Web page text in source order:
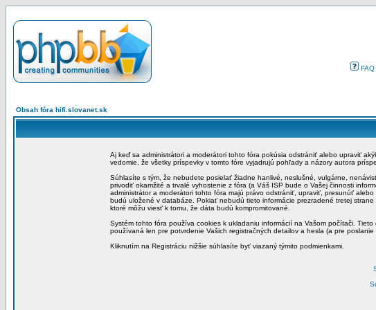
FAQ
Obsah fóra hifi.slovanet.sk
Aj keď sa administrátori a moderátori tohto fóra pokúsia odstrániť alebo upraviť
vedomie, že všetky príspevky v tomto fóre vyjadrujú pohľady a názory autora
Súhlasíte s tým, že nebudete posielať žiadne hanlivé, neslušné, vulgárne,
privodiť okamžité a trvalé vyhostenie z fóra (a Váš ISP bude o Vašej činnosti
administrátor a moderátori tohto fóra majú právo odstrániť, upraviť, presunúť
budú uložené v databáze. Pokiať nebudú tieto informácie prezradené tretej
ktoré môžu viesť k tomu, že dáta budú kompromitované.
Systém tohto fóra používa cookies k ukladaniu informácií na Vašom počítači.
používaná len pre potvrdenie Vašich registračných detailov a hesla (a pre
Kliknutím na Registráciu nižšie súhlasíte byť viazaný týmito podmienkami.